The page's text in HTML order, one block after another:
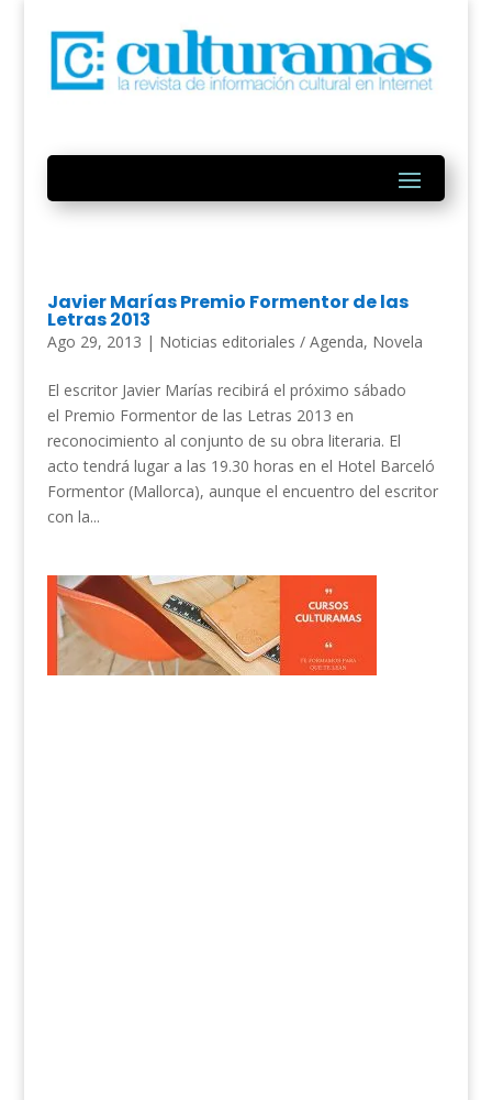
Javier Marías Premio Formentor de las
Letras 2013
Ago 29, 2013 | Noticias editoriales / Agenda, Novela
El escritor Javier Marías recibirá el próximo sábado
el Premio Formentor de las Letras 2013 en
reconocimiento al conjunto de su obra literaria. El
acto tendrá lugar a las 19.30 horas en el Hotel Barceló
Formentor (Mallorca), aunque el encuentro del escritor
con la...